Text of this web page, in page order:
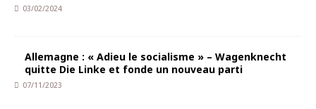
03/02/2024
Allemagne : « Adieu le socialisme » – Wagenknecht
quitte Die Linke et fonde un nouveau parti
07/11/2023